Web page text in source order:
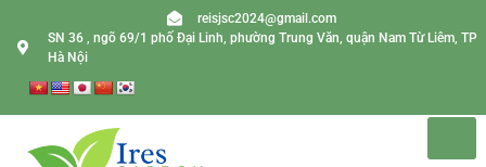
reisjsc2024@gmail.com
SN 36 , ngõ 69/1 phố Đại Linh, phường Trung Văn, quận Nam Từ Liêm, TP
Hà Nội